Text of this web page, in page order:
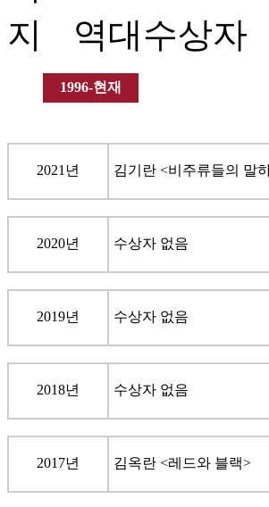
역대수상자
1996-현재
2021년 김기란 <비주류들의 말
2020년 수상자 없음
2019년 수상자 없음
2018년 수상자 없음
2017년 김옥란 <레드와 블랙>